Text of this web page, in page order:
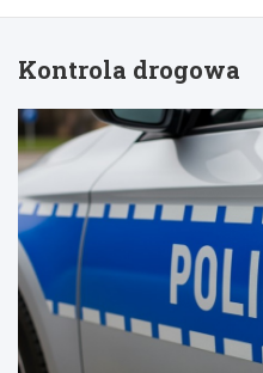
Kontrola drogowa